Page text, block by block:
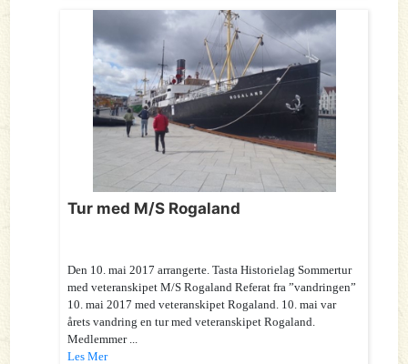
Tur med M/S Rogaland
Den 10. mai 2017 arrangerte. Tasta Historielag Sommertur
med veteranskipet M/S Rogaland Referat fra ”vandringen”
10. mai 2017 med veteranskipet Rogaland. 10. mai var
årets vandring en tur med veteranskipet Rogaland.
Medlemmer ...
Les Mer